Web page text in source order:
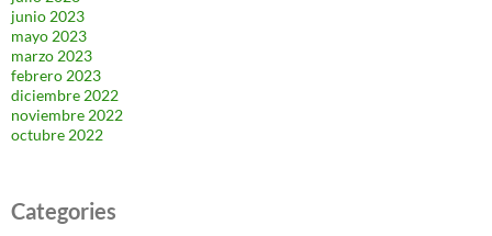
junio 2023
mayo 2023
marzo 2023
febrero 2023
diciembre 2022
noviembre 2022
octubre 2022
Categories